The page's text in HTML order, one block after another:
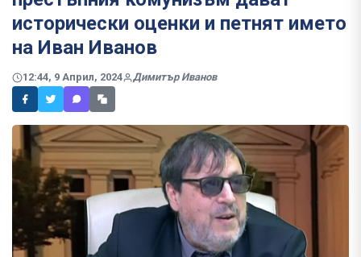
исторически оценки и петнят името
на Иван Иванов
12:44, 9 Април, 2024 Димитър Иванов